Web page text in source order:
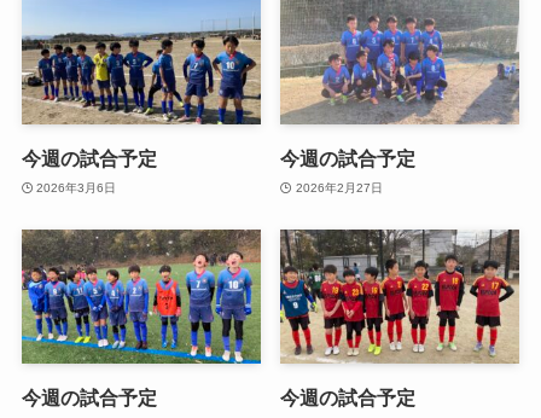
今週の試合予定
2026年3月6日
今週の試合予定
2026年2月27日
今週の試合予定 今週の試合予定